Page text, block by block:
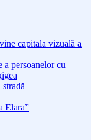
capitala vizuală a
persoanelor cu
Elara”